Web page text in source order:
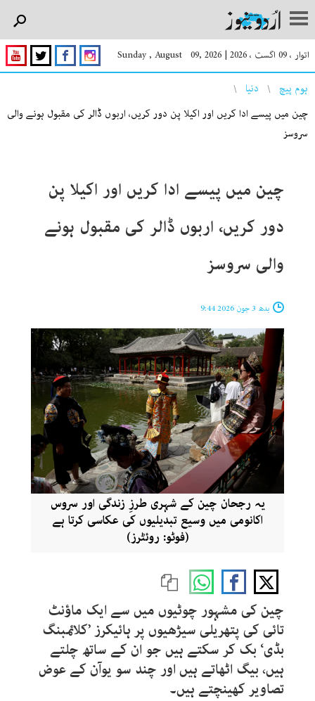
اتوار ، 09 اگست ، 2026 |
Sunday , August 09, 2026
You are here
ہوم پیچ
دنیا
چین میں پیسے ادا کریں اور اکیلا پن دور کریں، اربوں ڈالر کی مقبول ہونے والی
سروسز
چین میں پیسے ادا کریں اور اکیلا پن
دور کریں، اربوں ڈالر کی مقبول ہونے
والی سروسز
بدھ 3 جون 2026 9:44
یہ رجحان چین کے شہری طرزِ زندگی اور سروس
اکانومی میں وسیع تبدیلیوں کی عکاسی کرتا ہے
(فوٹو: روئٹرز)
چین کی مشہور چوٹیوں میں سے ایک ماؤنٹ
تائی کی پتھریلی سیڑھیوں پر ہائیکرز ’کلائمبنگ
بڈی‘ بک کر سکتے ہیں جو ان کے ساتھ چلتے
ہیں، بیگ اٹھاتے ہیں اور چند سو یوآن کے عوض
تصاویر کھینچتے ہیں۔